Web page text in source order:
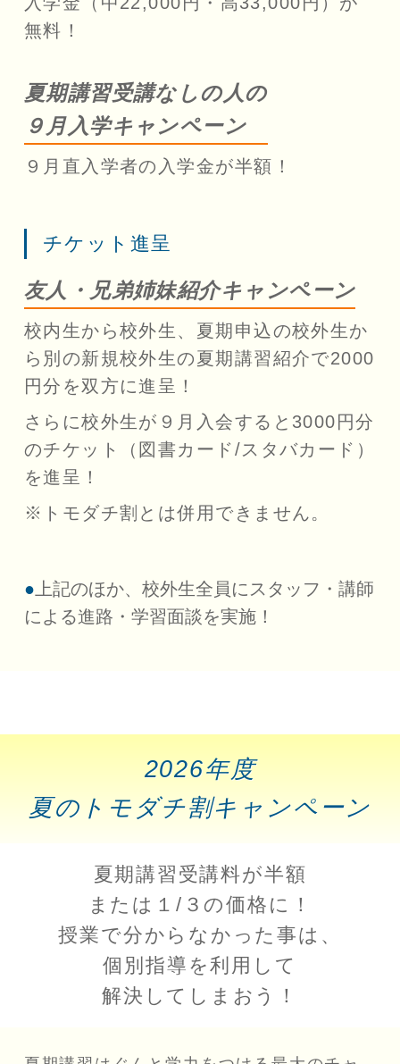
無料！
夏期講習受講なしの人の
９月入学キャンペーン
９月直入学者の入学金が半額！
チケット進呈
友人・兄弟姉妹紹介キャンペーン
校内生から校外生、夏期申込の校外生か
ら別の新規校外生の夏期講習紹介で2000
円分を双方に進呈！
さらに校外生が９月入会すると3000円分
のチケット（図書カード/スタバカード）
を進呈！
※トモダチ割とは併用できません。
上記のほか、校外生全員にスタッフ・講師
による進路・学習面談を実施！
2026年度
夏のトモダチ割キャンペーン
夏期講習受講料が半額
または１/３の価格に！
授業で分からなかった事は、
個別指導を利用して
解決してしまおう！